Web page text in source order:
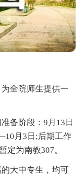
全院师生提供一
备阶段：9月13日
月3日;后期工作
为南教307。
大中专生，均可